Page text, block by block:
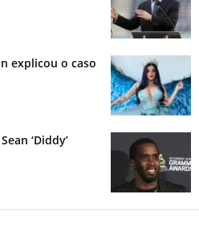
explicou o caso
‘Diddy’